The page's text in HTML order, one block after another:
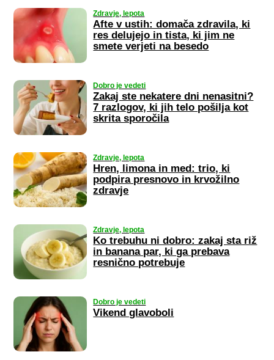
Zdravje, lepota
Afte v ustih: domača zdravila, ki
res delujejo in tista, ki jim ne
smete verjeti na besedo
Dobro je vedeti
Zakaj ste nekatere dni nenasitni?
7 razlogov, ki jih telo pošilja kot
skrita sporočila
Zdravje, lepota
Hren, limona in med: trio, ki
podpira presnovo in krvožilno
zdravje
Zdravje, lepota
Ko trebuhu ni dobro: zakaj sta riž
in banana par, ki ga prebava
resnično potrebuje
Dobro je vedeti
Vikend glavoboli